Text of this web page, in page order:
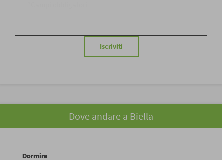
Iscriviti
Dove andare a Biella
Dormire